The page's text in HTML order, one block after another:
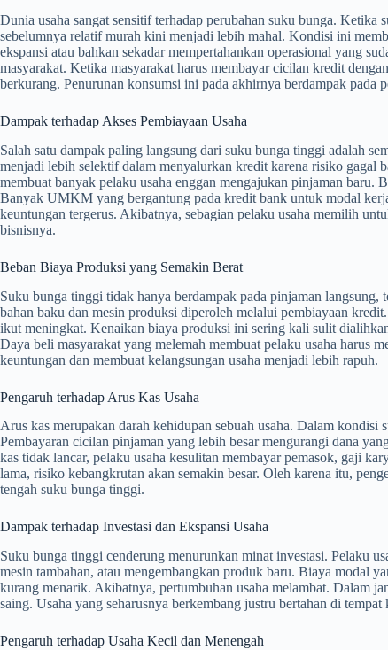
Dunia usaha sangat sensitif terhadap perubahan suku bunga.
sebelumnya relatif murah kini menjadi lebih mahal. Kondisi ini
ekspansi atau bahkan sekadar mempertahankan operasional yang
masyarakat. Ketika masyarakat harus membayar cicilan kredit
berkurang. Penurunan konsumsi ini pada akhirnya berdampak pada
Dampak terhadap Akses Pembiayaan Usaha
Salah satu dampak paling langsung dari suku bunga tinggi adalah
menjadi lebih selektif dalam menyalurkan kredit karena risiko gagal
membuat banyak pelaku usaha enggan mengajukan pinjaman baru.
Banyak UMKM yang bergantung pada kredit bank untuk modal
keuntungan tergerus. Akibatnya, sebagian pelaku usaha memilih
bisnisnya.
Beban Biaya Produksi yang Semakin Berat
Suku bunga tinggi tidak hanya berdampak pada pinjaman
bahan baku dan mesin produksi diperoleh melalui pembiayaan
ikut meningkat. Kenaikan biaya produksi ini sering kali sulit
Daya beli masyarakat yang melemah membuat pelaku usaha harus
keuntungan dan membuat kelangsungan usaha menjadi lebih rapuh.
Pengaruh terhadap Arus Kas Usaha
Arus kas merupakan darah kehidupan sebuah usaha. Dalam kondisi
Pembayaran cicilan pinjaman yang lebih besar mengurangi dana
kas tidak lancar, pelaku usaha kesulitan membayar pemasok, gaji
lama, risiko kebangkrutan akan semakin besar. Oleh karena itu,
tengah suku bunga tinggi.
Dampak terhadap Investasi dan Ekspansi Usaha
Suku bunga tinggi cenderung menurunkan minat investasi. Pelaku
mesin tambahan, atau mengembangkan produk baru. Biaya modal
kurang menarik. Akibatnya, pertumbuhan usaha melambat. Dalam
saing. Usaha yang seharusnya berkembang justru bertahan di
Pengaruh terhadap Usaha Kecil dan Menengah